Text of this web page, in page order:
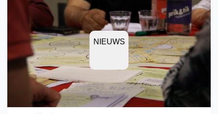
NIEUWS